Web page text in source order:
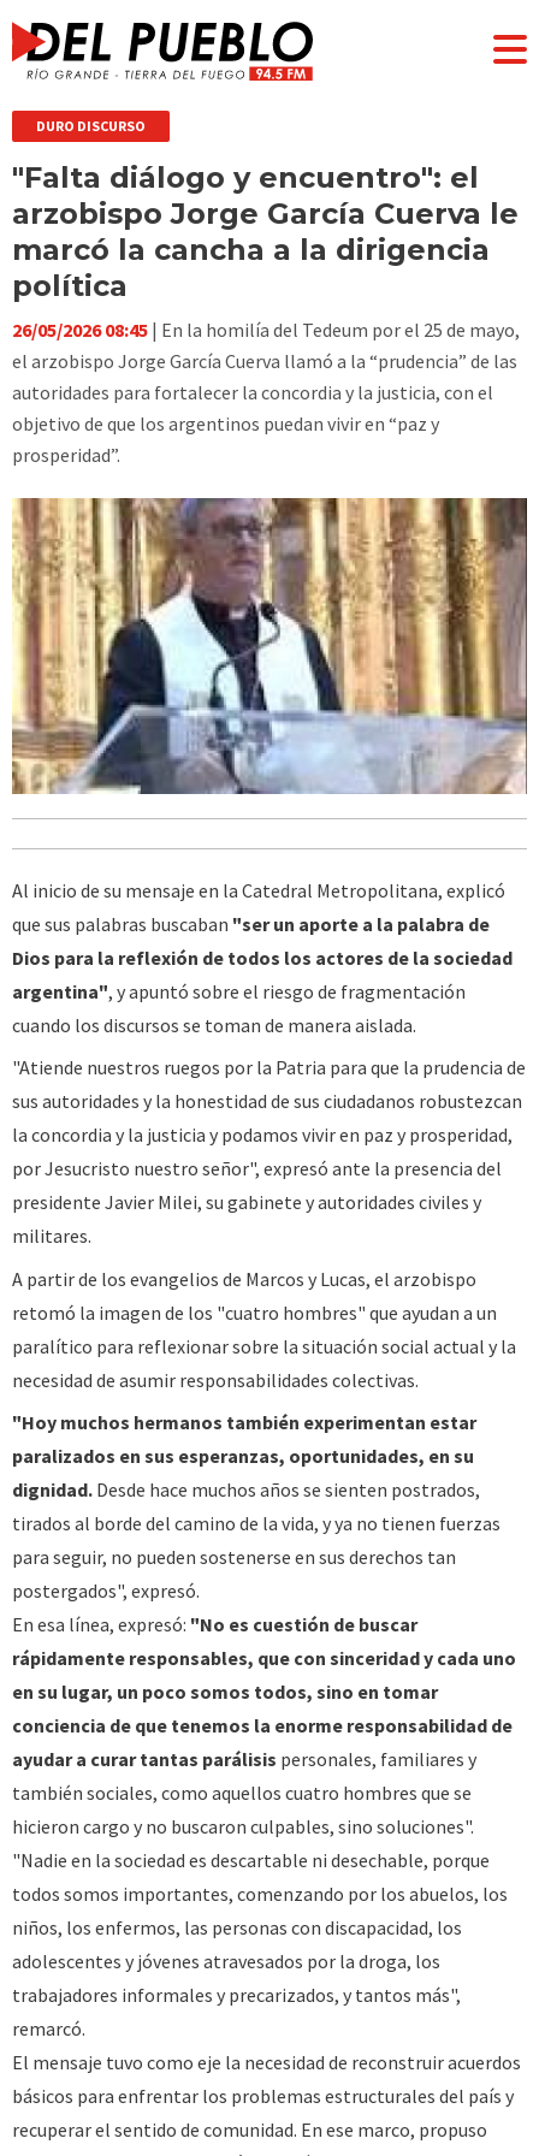
DURO DISCURSO
"Falta diálogo y encuentro": el
arzobispo Jorge García Cuerva le
marcó la cancha a la dirigencia
política
26/05/2026 08:45 | En la homilía del Tedeum por el 25 de mayo,
el arzobispo Jorge García Cuerva llamó a la “prudencia” de las
autoridades para fortalecer la concordia y la justicia, con el
objetivo de que los argentinos puedan vivir en “paz y
prosperidad”.
Al inicio de su mensaje en la Catedral Metropolitana, explicó
que sus palabras buscaban "ser un aporte a la palabra de
Dios para la reflexión de todos los actores de la sociedad
argentina", y apuntó sobre el riesgo de fragmentación
cuando los discursos se toman de manera aislada.
"Atiende nuestros ruegos por la Patria para que la prudencia de
sus autoridades y la honestidad de sus ciudadanos robustezcan
la concordia y la justicia y podamos vivir en paz y prosperidad,
por Jesucristo nuestro señor", expresó ante la presencia del
presidente Javier Milei, su gabinete y autoridades civiles y
militares.
A partir de los evangelios de Marcos y Lucas, el arzobispo
retomó la imagen de los "cuatro hombres" que ayudan a un
paralítico para reflexionar sobre la situación social actual y la
necesidad de asumir responsabilidades colectivas.
"Hoy muchos hermanos también experimentan estar
paralizados en sus esperanzas, oportunidades, en su
dignidad. Desde hace muchos años se sienten postrados,
tirados al borde del camino de la vida, y ya no tienen fuerzas
para seguir, no pueden sostenerse en sus derechos tan
postergados", expresó.
En esa línea, expresó: "No es cuestión de buscar
rápidamente responsables, que con sinceridad y cada uno
en su lugar, un poco somos todos, sino en tomar
conciencia de que tenemos la enorme responsabilidad de
ayudar a curar tantas parálisis personales, familiares y
también sociales, como aquellos cuatro hombres que se
hicieron cargo y no buscaron culpables, sino soluciones".
"Nadie en la sociedad es descartable ni desechable, porque
todos somos importantes, comenzando por los abuelos, los
niños, los enfermos, las personas con discapacidad, los
adolescentes y jóvenes atravesados por la droga, los
trabajadores informales y precarizados, y tantos más",
remarcó.
El mensaje tuvo como eje la necesidad de reconstruir acuerdos
básicos para enfrentar los problemas estructurales del país y
recuperar el sentido de comunidad. En ese marco, propuso